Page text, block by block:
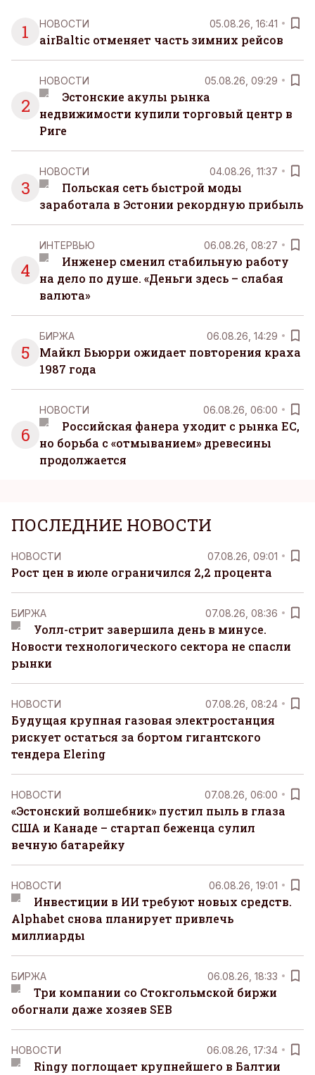
1
НОВОСТИ 05.08.26, 16:41
airBaltic отменяет часть зимних рейсов
2
НОВОСТИ 05.08.26, 09:29
Эстонские акулы рынка
недвижимости купили торговый центр в
Риге
3
НОВОСТИ 04.08.26, 11:37
Польская сеть быстрой моды
заработала в Эстонии рекордную прибыль
4
ИНТЕРВЬЮ 06.08.26, 08:27
Инженер сменил стабильную работу
на дело по душе. «Деньги здесь – слабая
валюта»
5
БИРЖА 06.08.26, 14:29
Майкл Бьюрри ожидает повторения краха
1987 года
6
НОВОСТИ 06.08.26, 06:00
Российская фанера уходит с рынка ЕС,
но борьба с «отмыванием» древесины
продолжается
ПОСЛЕДНИЕ НОВОСТИ
НОВОСТИ 07.08.26, 09:01
Рост цен в июле ограничился 2,2 процента
БИРЖА 07.08.26, 08:36
Уолл-стрит завершила день в минусе.
Новости технологического сектора не спасли
рынки
НОВОСТИ 07.08.26, 08:24
Будущая крупная газовая электростанция
рискует остаться за бортом гигантского
тендера Elering
НОВОСТИ 07.08.26, 06:00
«Эстонский волшебник» пустил пыль в глаза
США и Канаде – стартап беженца сулил
вечную батарейку
НОВОСТИ 06.08.26, 19:01
Инвестиции в ИИ требуют новых средств.
Alphabet снова планирует привлечь
миллиарды
БИРЖА 06.08.26, 18:33
Три компании со Стокгольмской биржи
обогнали даже хозяев SEB
НОВОСТИ 06.08.26, 17:34
Ringy поглощает крупнейшего в Балтии